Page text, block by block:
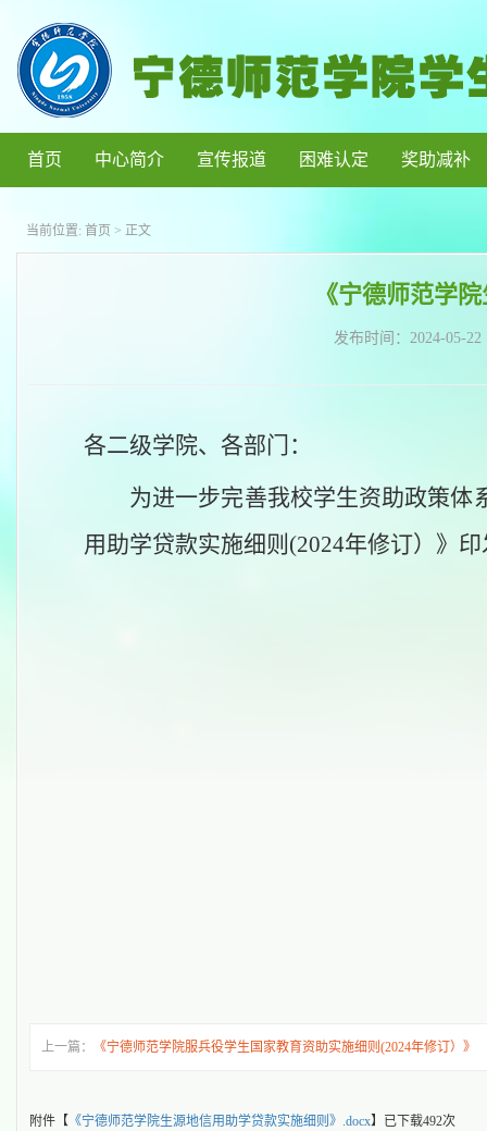
首页 中心简介 宣传报道 困难认定 奖助减补
当前位置: 首页 > 正文
《宁德师范学
发布时间：2024-05-22
各二级学院、各部门：
为进一步完善我校学生资助政策体
用助学贷款实施细则 (2024年修订）》
上一篇： 《宁德师范学院服兵役学生国家教育资助实施细则(2024年修订）》
附件【 《宁德师范学院生源地信用助学贷款实施细则》.docx】已下载492次